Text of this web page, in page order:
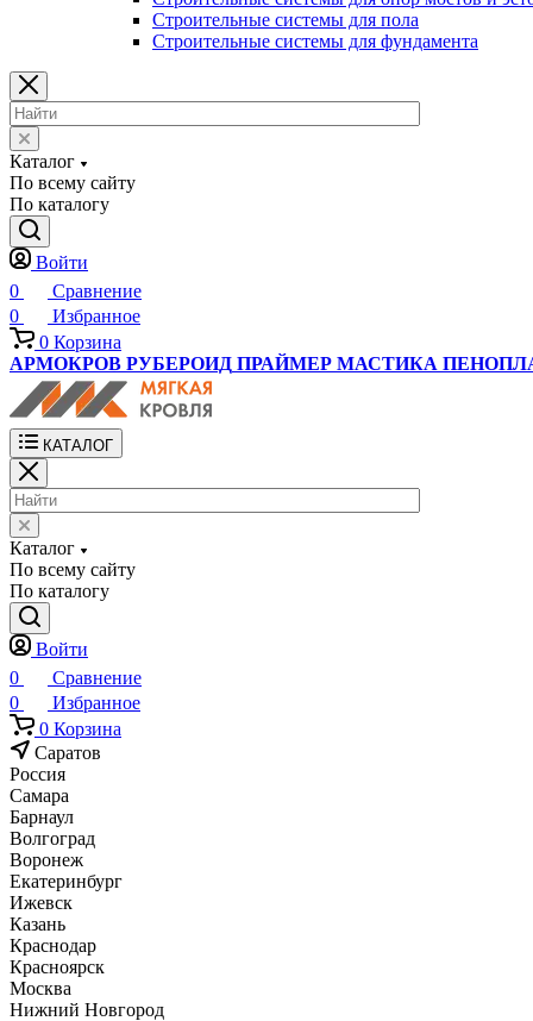
Строительные системы для пола
Строительные системы для фундамента
Каталог
По всему сайту
По каталогу
Войти
0
Сравнение
0
Избранное
0 Корзина
АРМОКРОВ РУБЕРОИД ПРАЙМЕР МАСТИКА
КАТАЛОГ
Каталог
По всему сайту
По каталогу
Войти
0
Сравнение
0
Избранное
0 Корзина
Саратов
Россия
Самара
Барнаул
Волгоград
Воронеж
Екатеринбург
Ижевск
Казань
Краснодар
Красноярск
Москва
Нижний Новгород